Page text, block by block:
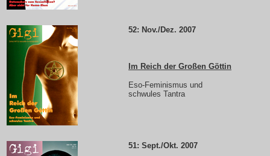
52: Nov./Dez. 2007
Im Reich der Großen Göttin
Eso-Feminismus und
schwules Tantra
51: Sept./Okt. 2007